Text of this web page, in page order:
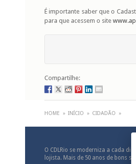
É importante saber que o
para que acessem o site
Compartilhe:
HOME » INÍCIO » CIDADÃO »
O CDLRio se moderniza a cada
lojista. Mais de 50 anos de bons